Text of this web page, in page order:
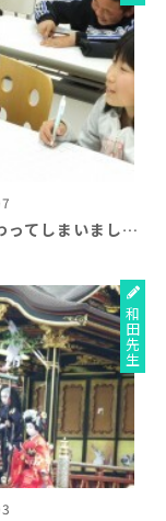
GWも終わってしまいました＾＾；
和田先生